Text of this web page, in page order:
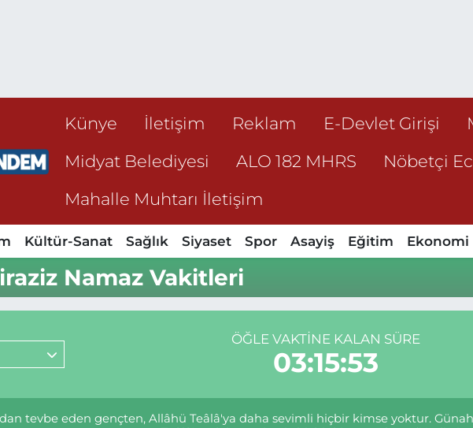
Künye İletişim Reklam E-Devlet Girişi
Midyat Belediyesi
ALO 182 MHRS Nöbetçi
Mahalle Muhtarı İletişim
Kültür-Sanat Sağlık Siyaset Spor Asayiş Eğitim Ekonomi
Namaz Vakitleri
ÖĞLE VAKTINE KALAN SÜRE
03:15:53
tevbe eden gençten, Allâhü Teâlâ'ya daha sevimli hiçbir kimse yoktur.